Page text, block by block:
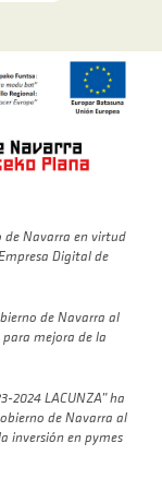
de Navarra en virtud
Digital de
de Navarra al
mejora de la
2024 LACUNZA” ha
de Navarra al
inversión en pymes